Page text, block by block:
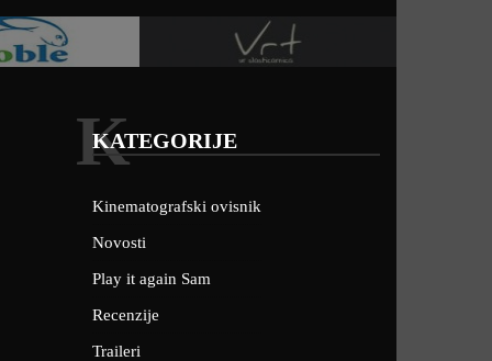
KATEGORIJE
K
Kinematografski ovisnik
Novosti
Play it again Sam
Recenzije
Traileri